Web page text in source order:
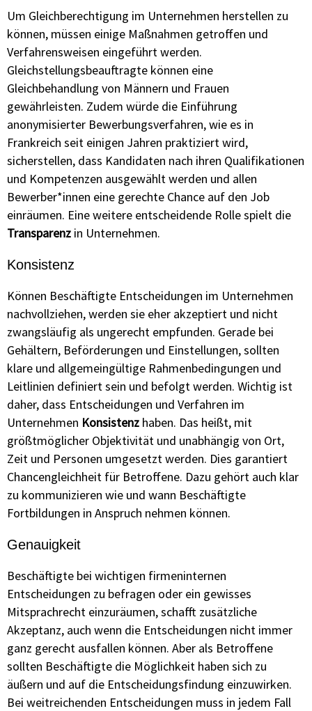
Um Gleichberechtigung im Unternehmen herstellen zu
können, müssen einige Maßnahmen getroffen und
Verfahrensweisen eingeführt werden.
Gleichstellungsbeauftragte können eine
Gleichbehandlung von Männern und Frauen
gewährleisten. Zudem würde die Einführung
anonymisierter Bewerbungsverfahren, wie es in
Frankreich seit einigen Jahren praktiziert wird,
sicherstellen, dass Kandidaten nach ihren Qualifikationen
und Kompetenzen ausgewählt werden und allen
Bewerber*innen eine gerechte Chance auf den Job
einräumen. Eine weitere entscheidende Rolle spielt die
Transparenz in Unternehmen.
Konsistenz
Können Beschäftigte Entscheidungen im Unternehmen
nachvollziehen, werden sie eher akzeptiert und nicht
zwangsläufig als ungerecht empfunden. Gerade bei
Gehältern, Beförderungen und Einstellungen, sollten
klare und allgemeingültige Rahmenbedingungen und
Leitlinien definiert sein und befolgt werden. Wichtig ist
daher, dass Entscheidungen und Verfahren im
Unternehmen Konsistenz haben. Das heißt, mit
größtmöglicher Objektivität und unabhängig von Ort,
Zeit und Personen umgesetzt werden. Dies garantiert
Chancengleichheit für Betroffene. Dazu gehört auch klar
zu kommunizieren wie und wann Beschäftigte
Fortbildungen in Anspruch nehmen können.
Genauigkeit
Beschäftigte bei wichtigen firmeninternen
Entscheidungen zu befragen oder ein gewisses
Mitsprachrecht einzuräumen, schafft zusätzliche
Akzeptanz, auch wenn die Entscheidungen nicht immer
ganz gerecht ausfallen können. Aber als Betroffene
sollten Beschäftigte die Möglichkeit haben sich zu
äußern und auf die Entscheidungsfindung einzuwirken.
Bei weitreichenden Entscheidungen muss in jedem Fall